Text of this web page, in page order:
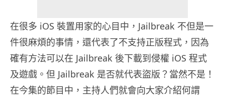
在很多 iOS 裝置用家的心目中，Jailbreak 不但是一
件很麻煩的事情，還代表了不支持正版程式，因為
確有方法可以在 Jailbreak 後下載到侵權 iOS 程式
及遊戲。但 Jailbreak 是否就代表盜版？當然不是！
在今集的節目中，主持人們就會向大家介紹何謂